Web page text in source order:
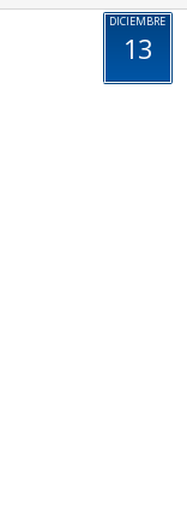
DICIEMBRE
13